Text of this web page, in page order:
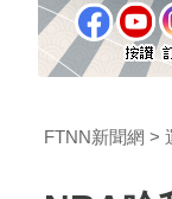
FTNN新聞網